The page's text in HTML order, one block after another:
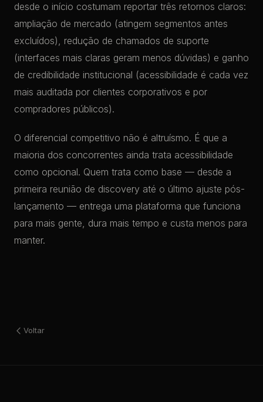
desde o início costumam reportar três retornos claros:
ampliação de mercado (atingem segmentos antes
excluídos), redução de chamados de suporte
(interfaces mais claras geram menos dúvidas) e ganho
de credibilidade institucional (acessibilidade é cada vez
mais auditada por clientes corporativos e por
compradores públicos).
O diferencial competitivo não é altruísmo. É que a
maioria dos concorrentes ainda trata acessibilidade
como opcional. Quem trata como base — desde a
primeira reunião de discovery até o último ajuste pós-
lançamento — entrega uma plataforma que funciona
para mais gente, dura mais tempo e custa menos para
manter.
Voltar